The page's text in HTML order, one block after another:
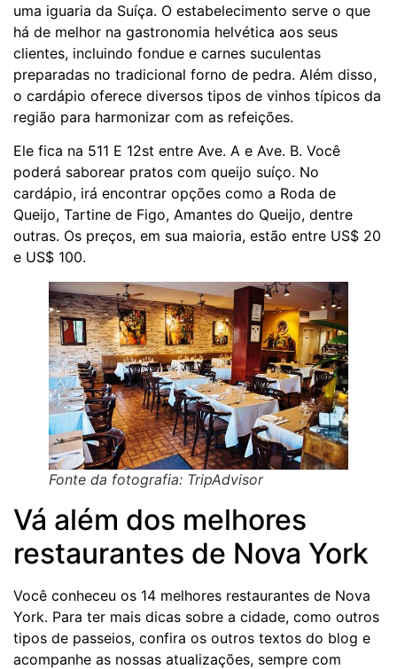
uma iguaria da Suíça. O estabelecimento serve o que
há de melhor na gastronomia helvética aos seus
clientes, incluindo fondue e carnes suculentas
preparadas no tradicional forno de pedra. Além disso,
o cardápio oferece diversos tipos de vinhos típicos da
região para harmonizar com as refeições.
Ele fica na 511 E 12st entre Ave. A e Ave. B. Você
poderá saborear pratos com queijo suíço. No
cardápio, irá encontrar opções como a Roda de
Queijo, Tartine de Figo, Amantes do Queijo, dentre
outras. Os preços, em sua maioria, estão entre US$ 20
e US$ 100.
Fonte da fotografia: TripAdvisor
Vá além dos melhores
restaurantes de Nova York
Você conheceu os 14 melhores restaurantes de Nova
York. Para ter mais dicas sobre a cidade, como outros
tipos de passeios, confira os outros textos do blog e
acompanhe as nossas atualizações, sempre com